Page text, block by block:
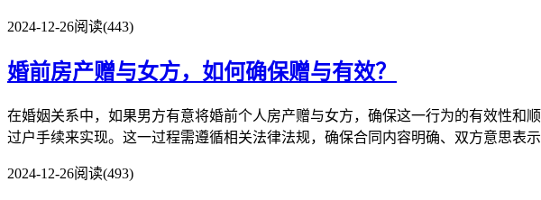
2024-12-26阅读(443)
婚前房产赠与女方，如何确保赠与有效？
在婚姻关系中，如果男方有意将婚前个人房产赠与女方，确保这一行为的有效性
过户手续来实现。这一过程需遵循相关法律法规，确保合同内容明确、双方意思表
2024-12-26阅读(493)